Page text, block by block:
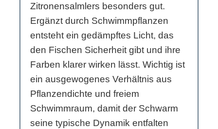
Zitronensalmlers besonders gut.
Ergänzt durch Schwimmpflanzen
entsteht ein gedämpftes Licht, das
den Fischen Sicherheit gibt und ihre
Farben klarer wirken lässt. Wichtig ist
ein ausgewogenes Verhältnis aus
Pflanzendichte und freiem
Schwimmraum, damit der Schwarm
seine typische Dynamik entfalten